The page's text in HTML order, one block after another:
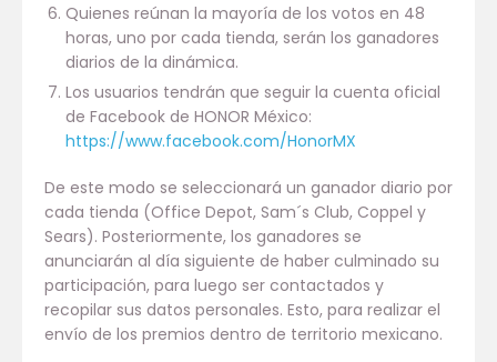
Quienes reúnan la mayoría de los votos en 48
horas, uno por cada tienda, serán los ganadores
diarios de la dinámica.
Los usuarios tendrán que seguir la cuenta oficial
de Facebook de HONOR México:
https://www.facebook.com/HonorMX
De este modo se seleccionará un ganador diario por
cada tienda (Office Depot, Sam´s Club, Coppel y
Sears). Posteriormente, los ganadores se
anunciarán al día siguiente de haber culminado su
participación, para luego ser contactados y
recopilar sus datos personales. Esto, para realizar el
envío de los premios dentro de territorio mexicano.